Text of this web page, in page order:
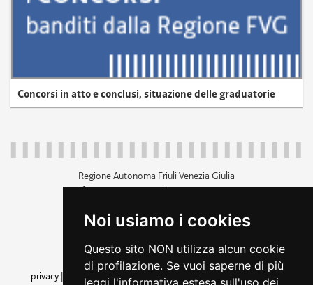
Noi usiamo i cookies
Questo sito NON utilizza alcun cookie
di profilazione. Se vuoi saperne di più
leggi l'informativa estesa sull'uso dei
Concorsi in atto e conclusi, situazione delle graduatorie
Regione Autonoma Friuli Venezia Giulia
c.f. 80014930327; p.iva 00526040324
+39 040 3771111
amministrazione trasparente
privacy
cookie |note legali accessibilità
dichiarazione di